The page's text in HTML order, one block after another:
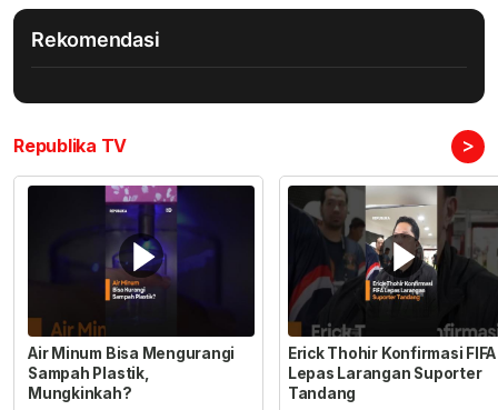
Rekomendasi
Republika TV >
Air Minum Bisa Mengurangi
Sampah Plastik,
Mungkinkah?
Erick Thohir Konfirmasi FIFA
Lepas Larangan Suporter
Tandang